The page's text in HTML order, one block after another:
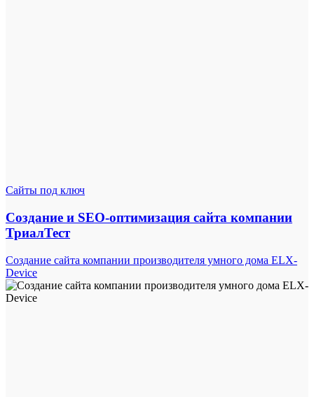
Сайты под ключ
Создание и SEO-оптимизация сайта компании
ТриалТест
Создание сайта компании производителя умного дома ELX-
Device